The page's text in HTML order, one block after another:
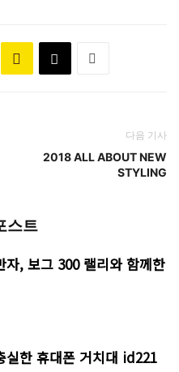
다음 기사
2018 ALL ABOUT NEW
STYLING
스트
자, 보그 300 랠리와 함께한
실한 휴대폰 거치대 id221